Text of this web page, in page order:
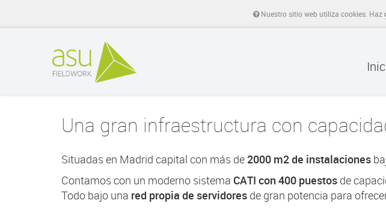
Nuestro sitio web utiliza cookies. Haz
Una gran infraestructura con
Situadas en Madrid capital con más de2000 m2 de instalaciones
Contamos con un moderno sistema CATI con 400 puestos de
Todo bajo una red propia de servidores de gran potencia para